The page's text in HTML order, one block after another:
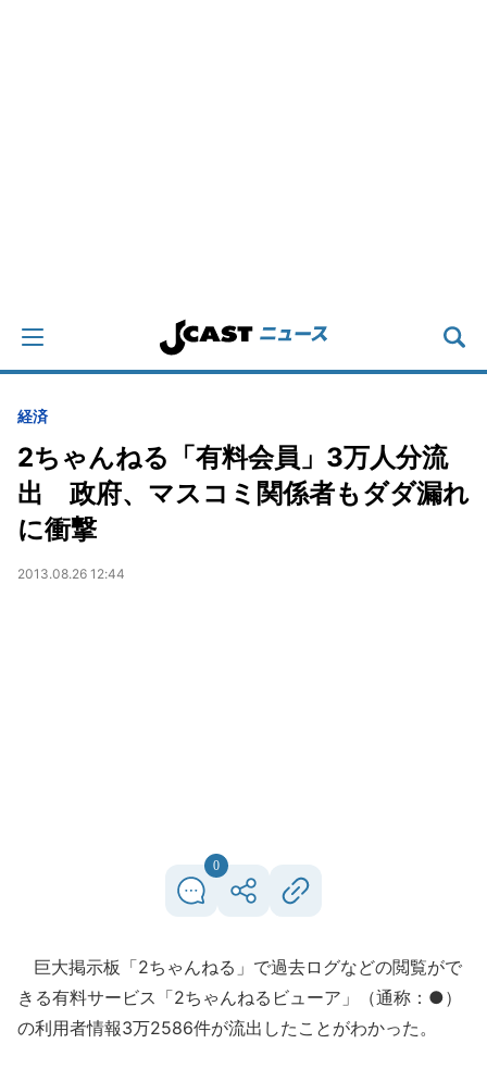
経済
2ちゃんねる「有料会員」3万人分流
出 政府、マスコミ関係者もダダ漏れ
に衝撃
2013.08.26 12:44
0
巨大掲示板「2ちゃんねる」で過去ログなどの閲覧がで
きる有料サービス「2ちゃんねるビューア」（通称：●）
の利用者情報3万2586件が流出したことがわかった。